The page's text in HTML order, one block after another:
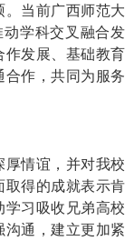
当前广西师范大
动学科交叉融合发
作发展、基础教育
作，共同为服务
情谊，并对我校
取得的成就表示肯
学习吸收兄弟高校
沟通，建立更加紧